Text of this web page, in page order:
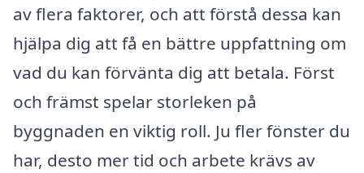
av flera faktorer, och att förstå dessa kan
hjälpa dig att få en bättre uppfattning om
vad du kan förvänta dig att betala. Först
och främst spelar storleken på
byggnaden en viktig roll. Ju fler fönster du
har, desto mer tid och arbete krävs av